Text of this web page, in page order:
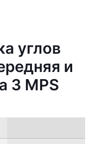
углов
и
3 MPS